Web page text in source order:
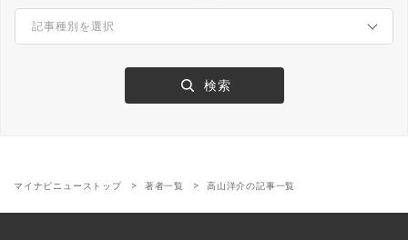
マイナビニューストップ 著者一覧 高山洋介の記事一覧